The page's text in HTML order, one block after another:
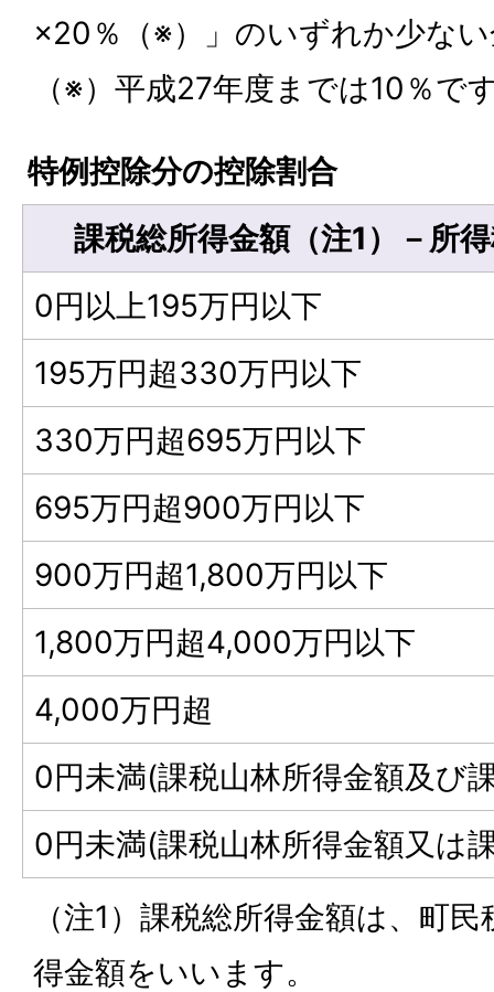
×20％（※）」のいずれか少な
（※）平成27年度までは10％で
特例控除分の控除割合
課税総所得金額（注1）－所
0円以上195万円以下
195万円超330万円以下
330万円超695万円以下
695万円超900万円以下
900万円超1,800万円以下
1,800万円超4,000万円以下
4,000万円超
0円未満(課税山林所得金額及び
0円未満(課税山林所得金額又は
（注1）課税総所得金額は、町
得金額をいいます。